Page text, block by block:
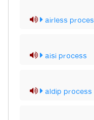
airless
aisi process
aldip process